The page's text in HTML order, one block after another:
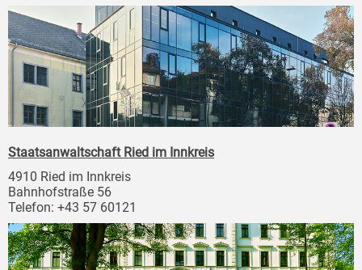
Staatsanwaltschaft Ried im Innkreis
4910 Ried im Innkreis
Bahnhofstraße 56
Telefon: +43 57 60121